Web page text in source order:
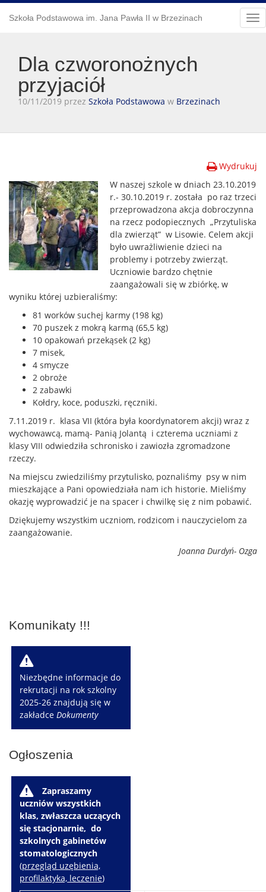
Szkoła Podstawowa im. Jana Pawła II w Brzezinach
Dla czworonożnych
przyjaciół
10/11/2019 przez Szkoła Podstawowa w Brzezinach
Wydrukuj
W naszej szkole w dniach 23.10.2019
r.- 30.10.2019 r. została po raz trzeci
przeprowadzona akcja dobroczynna
na rzecz podopiecznych „Przytuliska
dla zwierząt” w Lisowie. Celem akcji
było uwrażliwienie dzieci na
problemy i potrzeby zwierząt.
Uczniowie bardzo chętnie
zaangażowali się w zbiórkę, w
wyniku której uzbieraliśmy:
81 worków suchej karmy (198 kg)
70 puszek z mokrą karmą (65,5 kg)
10 opakowań przekąsek (2 kg)
7 misek,
4 smycze
2 obroże
2 zabawki
Kołdry, koce, poduszki, ręczniki.
7.11.2019 r. klasa VII (która była koordynatorem akcji) wraz z
wychowawcą, mamą- Panią Jolantą i czterema uczniami z
klasy VIII odwiedziła schronisko i zawiozła zgromadzone
rzeczy.
Na miejscu zwiedziliśmy przytulisko, poznaliśmy psy w nim
mieszkające a Pani opowiedziała nam ich historie. Mieliśmy
okazję wyprowadzić je na spacer i chwilkę się z nim pobawić.
Dziękujemy wszystkim uczniom, rodzicom i nauczycielom za
zaangażowanie.
Joanna Durdyń- Ozga
Komunikaty !!!
W
Niezbędne informacje do
rekrutacji na rok szkolny
2025-26 znajdują się w
zakładceDokumenty
Ogłoszenia
W
Zapraszamy
uczniów wszystkich
klas, zwłaszcza uczących
się stacjonarnie, do
szkolnych gabinetów
stomatologicznych
(przegląd uzębienia,
profilaktyka, leczenie)